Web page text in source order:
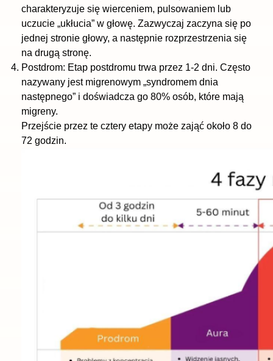
charakteryzuje się wierceniem, pulsowaniem lub
uczucie „ukłucia” w głowę. Zazwyczaj zaczyna się po
jednej stronie głowy, a następnie rozprzestrzenia się
na drugą stronę.
Postdrom: Etap postdromu trwa przez 1-2 dni. Często
nazywany jest migrenowym „syndromem dnia
następnego” i doświadcza go 80% osób, które mają
migreny.
Przejście przez te cztery etapy może zająć około 8 do
72 godzin.